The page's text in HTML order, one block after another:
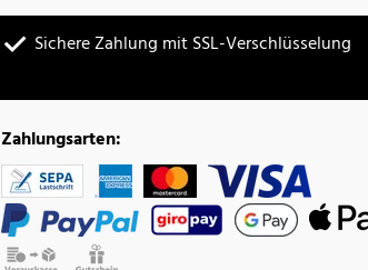
Sichere Zahlung mit SSL-Verschlüsselung
Zahlungsarten: